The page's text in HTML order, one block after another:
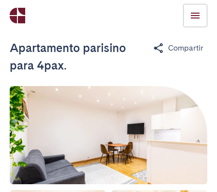
Apartamento parisino
para 4pax.
Compartir